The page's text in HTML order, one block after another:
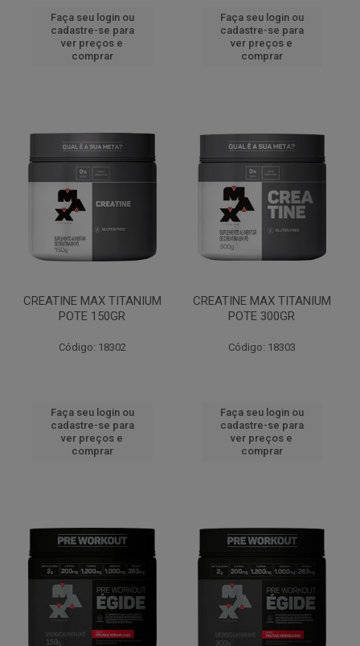
Faça seu login ou
cadastre-se para
ver preços e
comprar
Faça seu login ou
cadastre-se para
ver preços e
comprar
CREATINE MAX TITANIUM
POTE 150GR
Código: 18302
Faça seu login ou
cadastre-se para
ver preços e
comprar
CREATINE MAX TITANIUM
POTE 300GR
Código: 18303
Faça seu login ou
cadastre-se para
ver preços e
comprar